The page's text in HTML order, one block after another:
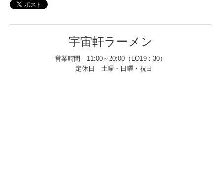
宇宙軒ラーメン
営業時間 11:00～20:00（LO19：30）
定休日 土曜・日曜・祝日